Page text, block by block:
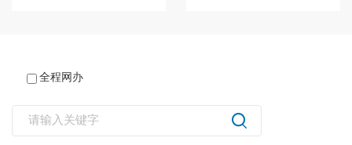
全程网办